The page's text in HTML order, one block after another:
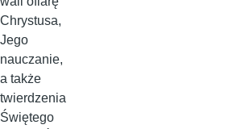
Chrystusa,
Jego
nauczanie,
a także
twierdzenia
Świętego